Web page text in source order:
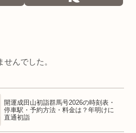
んでした。
開運成田山初詣群馬号2026の時刻表・
停車駅・予約方法・料金は？年明けに
直通初詣